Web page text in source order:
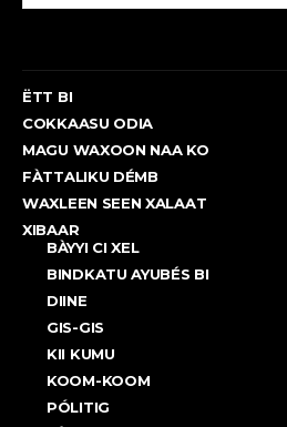
ËTT BI
COKKAASU ODIA
MAGU WAXOON NAA KO
FÀTTALIKU DÉMB
WAXLEEN SEEN XALAAT
XIBAAR
BÀYYI CI XEL
BINDKATU AYUBÉS BI
DIINE
GIS-GIS
KII KUMU
KOOM-KOOM
PÓLITIG